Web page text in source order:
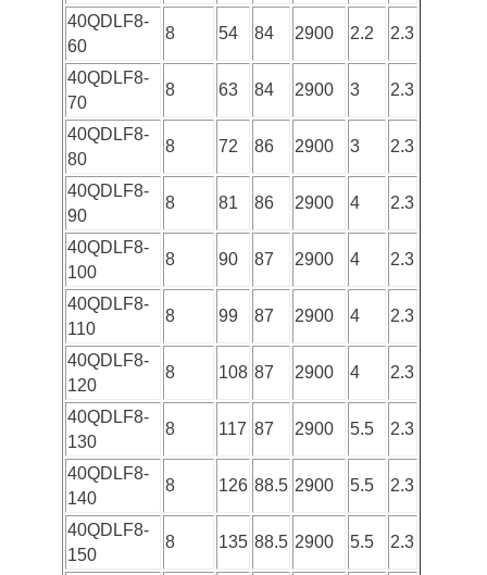
40QDLF8-
60
8 54 84 2900 2.2 2.3
40QDLF8-
70
8 63 84 2900 3 2.3
40QDLF8-
80
8 72 86 2900 3 2.3
40QDLF8-
90
8 81 86 2900 4 2.3
40QDLF8-
100
8 90 87 2900 4 2.3
40QDLF8-
110
8 99 87 2900 4 2.3
40QDLF8-
120
8 108 87 2900 4 2.3
40QDLF8-
130
8 117 87 2900 5.5 2.3
40QDLF8-
140
8 126 88.5 2900 5.5 2.3
40QDLF8-
150
8 135 88.5 2900 5.5 2.3